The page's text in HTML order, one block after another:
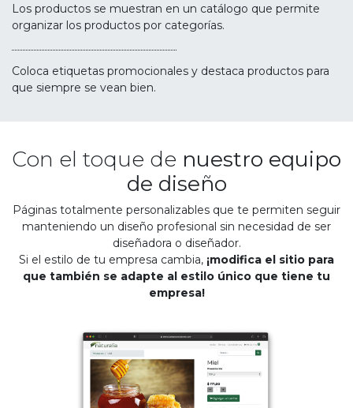
Los productos se muestran en un catálogo que permite
organizar los productos por categorías.
Coloca etiquetas promocionales y destaca productos para
que siempre se vean bien.
Con el toque de nuestro equipo
de diseño
Páginas totalmente personalizables que te permiten seguir
manteniendo un diseño profesional sin necesidad de ser
diseñadora o diseñador.
Si el estilo de tu empresa cambia, ¡modifica el sitio para
que también se adapte al estilo único que tiene tu
empresa!